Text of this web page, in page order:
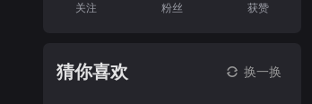
关注 粉丝 获赞
猜你喜欢 换一换